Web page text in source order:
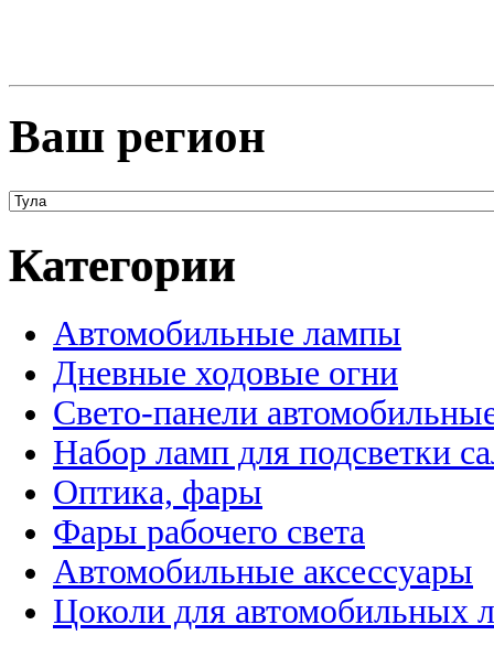
Ваш регион
Категории
Автомобильные лампы
Дневные ходовые огни
Свето-панели
Набор ламп для подсветки
Оптика, фары
Фары рабочего света
Автомобильные аксессуары
Цоколи для автомобильных